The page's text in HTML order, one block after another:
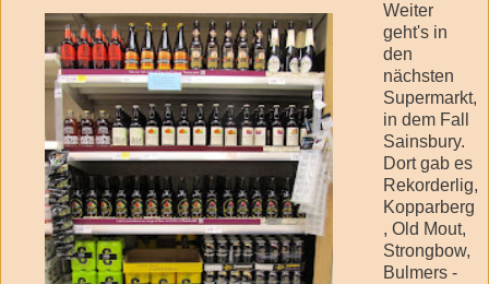
Weiter
geht's in
den
nächsten
Supermarkt,
in dem Fall
Sainsbury.
Dort gab es
Rekorderlig,
Kopparberg
, Old Mout,
Strongbow,
Bulmers -